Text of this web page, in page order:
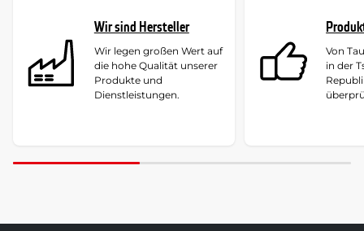
Wir sind Hersteller
Wir legen großen Wert auf
die hohe Qualität unserer
Produkte und
Dienstleistungen.
Von
in der